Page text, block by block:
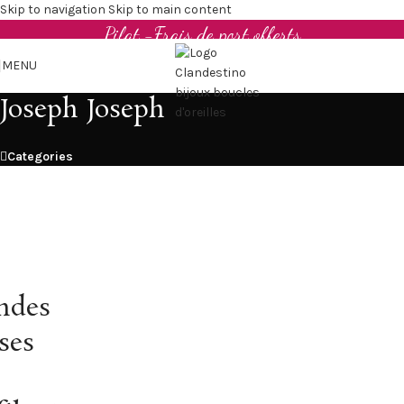
Skip to navigation Skip to main content
Boucles d'oreilles et bijoux en cuir upcyclé - Made in
Pilat -Frais de port offerts
MENU
Joseph Joseph
Categories